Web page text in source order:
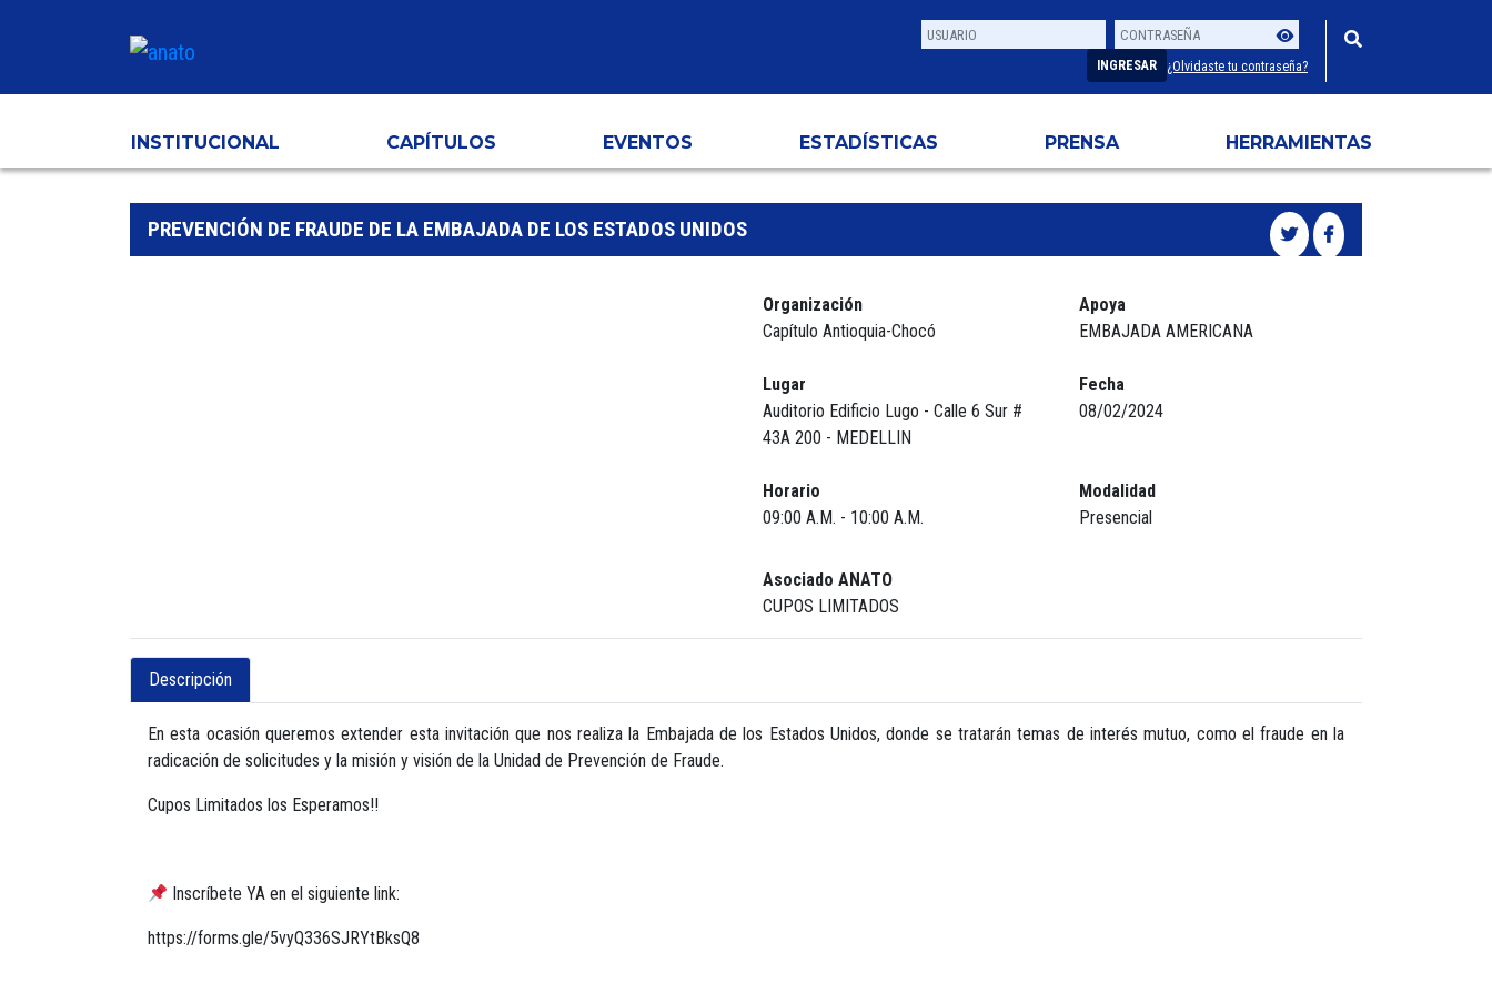
Usuario
Contraseña
INGRESAR ¿Olvidaste tu contraseña?
INSTITUCIONAL CAPÍTULOS EVENTOS ESTADÍSTICAS PRENSA HERRAMIENTAS
PREVENCIÓN DE FRAUDE DE LA EMBAJADA DE LOS ESTADOS UNIDOS
Organización
Capítulo Antioquia-Chocó
Apoya
EMBAJADA AMERICANA
Lugar
Auditorio Edificio Lugo - Calle 6 Sur #
43A 200 - MEDELLIN
Fecha
08/02/2024
Horario
09:00 A.M. - 10:00 A.M.
Modalidad
Presencial
Asociado ANATO
CUPOS LIMITADOS
Descripción
En esta ocasión queremos extender esta invitación que nos realiza la Embajada de los Estados Unidos, donde se tratarán temas de interés mutuo, como el fraude en la
radicación de solicitudes y la misión y visión de la Unidad de Prevención de Fraude.
Cupos Limitados los Esperamos!!
Inscríbete YA en el siguiente link:
https://forms.gle/5vyQ336SJRYtBksQ8